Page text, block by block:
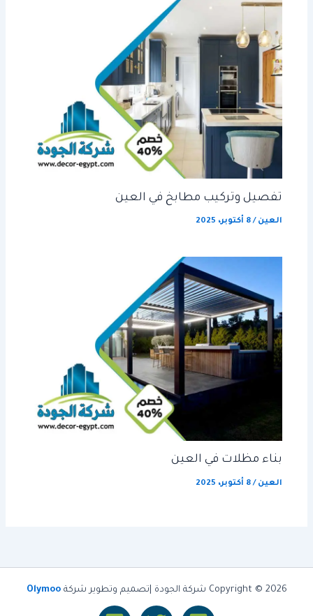
تفصيل وتركيب مطابخ في العين
العين /8 أكتوبر، 2025
بناء مظلات في العين
العين /8 أكتوبر، 2025
Copyright © 2026 شركة الجودة |تصميم وتطوير شركة Olymoo